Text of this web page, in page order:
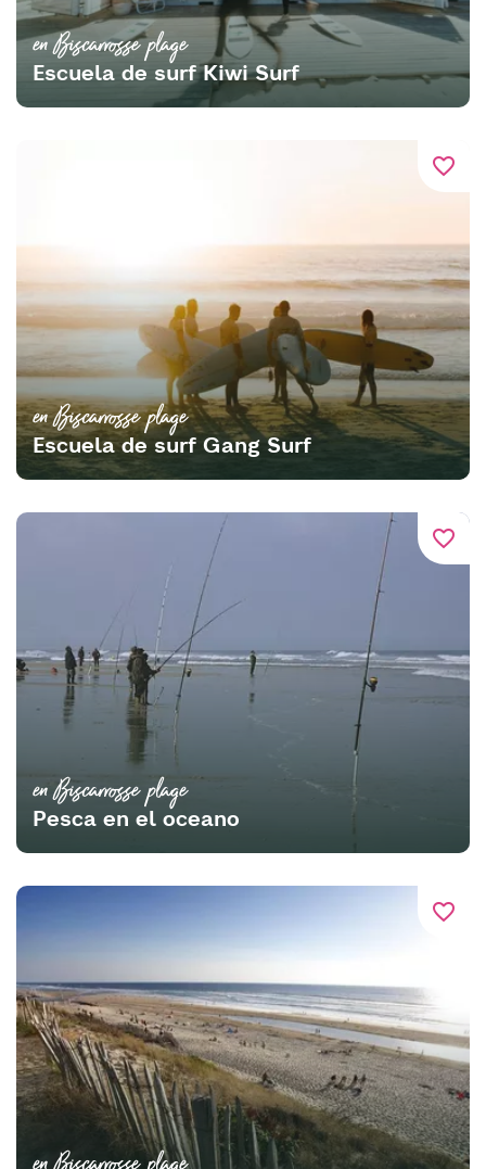
en Biscarrosse plage
Escuela de surf Kiwi Surf
favorite_border
en Biscarrosse plage
Escuela de surf Gang Surf
favorite_border
en Biscarrosse plage
Pesca en el oceano
favorite_border